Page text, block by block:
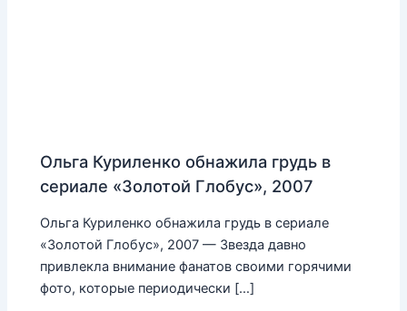
Ольга Куриленко обнажила грудь в
сериале «Золотой Глобус», 2007
Ольга Куриленко обнажила грудь в сериале
«Золотой Глобус», 2007 — Звезда давно
привлекла внимание фанатов своими горячими
фото, которые периодически […]